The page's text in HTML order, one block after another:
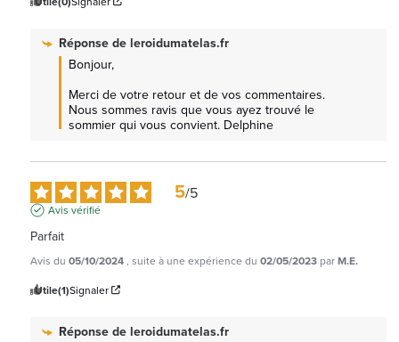
Réponse deleroidumatelas.fr
Bonjour,
Merci de votre retour et de vos commentaires.
Nous sommes ravis que vous ayez trouvé le
sommier qui vous convient. Delphine
5/5
Avis vérifié
Parfait
Avis du 05/10/2024, suite à une expérience du 02/05/2023 parM.E.
Utile(1)Signaler
Réponse deleroidumatelas.fr